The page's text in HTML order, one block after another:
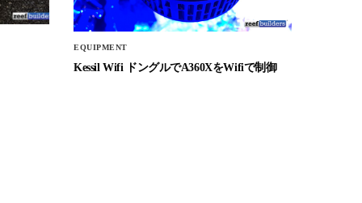
EQUIPMENT
Kessil Wifi ドングルでA360XをWifiで制御